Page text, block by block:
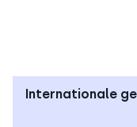
Internationale